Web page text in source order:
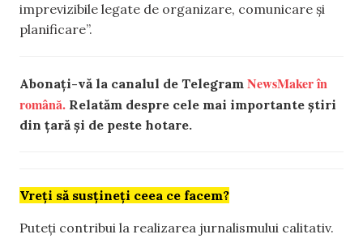
imprevizibile legate de organizare, comunicare și
planificare”.
Abonați-vă la canalul de Telegram NewsMaker în
română. Relatăm despre cele mai importante știri
din țară și de peste hotare.
Vreți să susțineți ceea ce facem?
Puteți contribui la realizarea jurnalismului calitativ.